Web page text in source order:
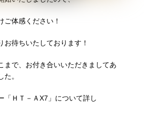
ご体感ください！
お待ちいたしております！
まで、お付き合いいただきましてあ
。
「ＨＴ－ＡX7」について詳し